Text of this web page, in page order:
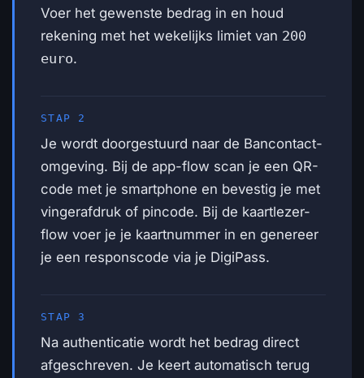
Voer het gewenste bedrag in en houd
rekening met het wekelijks limiet van 200
euro.
STAP 2
Je wordt doorgestuurd naar de Bancontact-
omgeving. Bij de app-flow scan je een QR-
code met je smartphone en bevestig je met
vingerafdruk of pincode. Bij de kaartlezer-
flow voer je je kaartnummer in en genereer
je een responscode via je DigiPass.
STAP 3
Na authenticatie wordt het bedrag direct
afgeschreven. Je keert automatisch terug